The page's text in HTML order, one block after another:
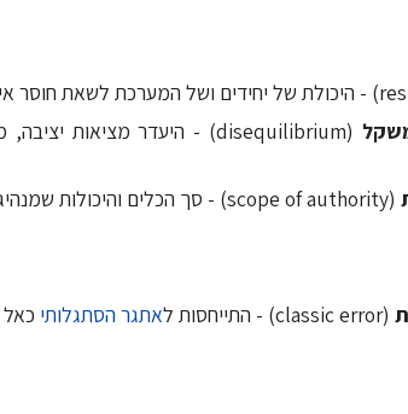
(disequilibrium) - היעדר מציאות יציבה, מתח, קונפליקטים וכיוב', הנובעים מ
(scope of authority) - סך הכלים והיכולות שמנהיג יכול להפעיל מתוך
(classic error) - התייחסות ל אתגר הסתגלותי כאל